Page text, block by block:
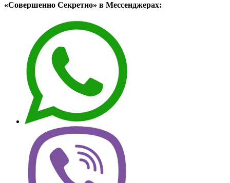
«Совершенно Секретно» в Мессенджерах: